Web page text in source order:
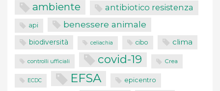
ambiente antibiotico resistenza
api benessere animale
biodiversità celiachia cibo clima
controlli ufficiali covid-19 Crea
ECDC EFSA epicentro